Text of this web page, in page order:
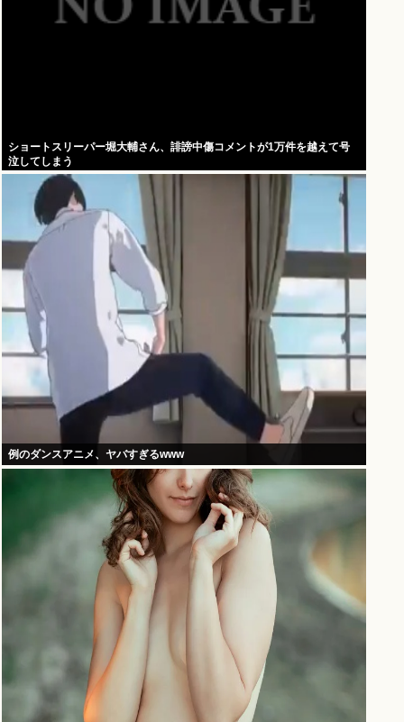
ショートスリーパー堀大輔さん、誹謗中傷コメントが1万件を越えて号
泣してしまう
例のダンスアニメ、ヤバすぎるwww